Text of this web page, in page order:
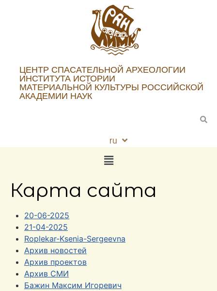
ЦЕНТР СПАСАТЕЛЬНОЙ АРХЕОЛОГИИ
ИНСТИТУТА ИСТОРИИ
МАТЕРИАЛЬНОЙ КУЛЬТУРЫ РОССИЙСКОЙ
АКАДЕМИИ НАУК
ru
en
Карта сайта
20-06-2025
21-04-2025
Roplekar-Ksenia-Sergeevna
Архив новостей
Архив проектов
Архив СМИ
Бажин Максим Игоревич